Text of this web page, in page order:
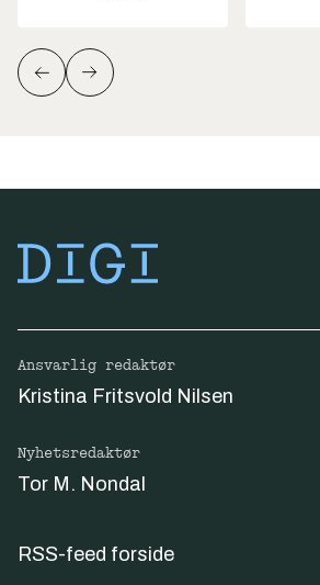
Ansvarlig redaktør
Kristina Fritsvold Nilsen
Nyhetsredaktør
Tor M. Nondal
RSS-feed forside